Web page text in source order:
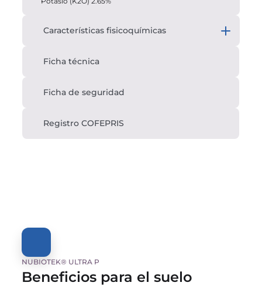
Características fisicoquímicas
Ficha técnica
Ficha de seguridad
Registro COFEPRIS
NUBIOTEK® ULTRA P
Beneficios para el suelo